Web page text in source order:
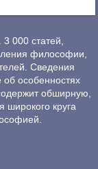
000 статей,
философии,
Сведения
особенностях
обширную,
круга